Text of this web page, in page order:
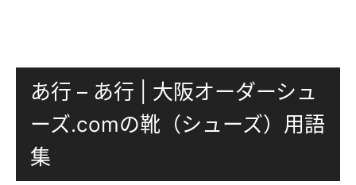
あ行 – あ行 | 大阪オーダーシュ
ーズ.comの靴（シューズ）用語
集